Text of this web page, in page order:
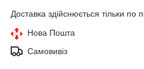
Доставка здійснюється тільки по
Нова Пошта
Самовивіз